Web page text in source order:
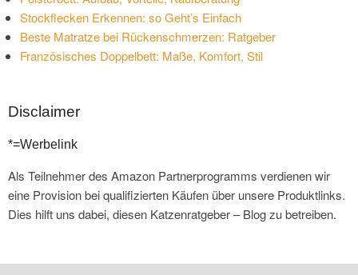
Stockflecken Erkennen: so Geht’s Einfach
Beste Matratze bei Rückenschmerzen: Ratgeber
Französisches Doppelbett: Maße, Komfort, Stil
Disclaimer
*=Werbelink
Als Teilnehmer des Amazon Partnerprogramms verdienen wir
eine Provision bei qualifizierten Käufen über unsere Produktlinks.
Dies hilft uns dabei, diesen Katzenratgeber – Blog zu betreiben.